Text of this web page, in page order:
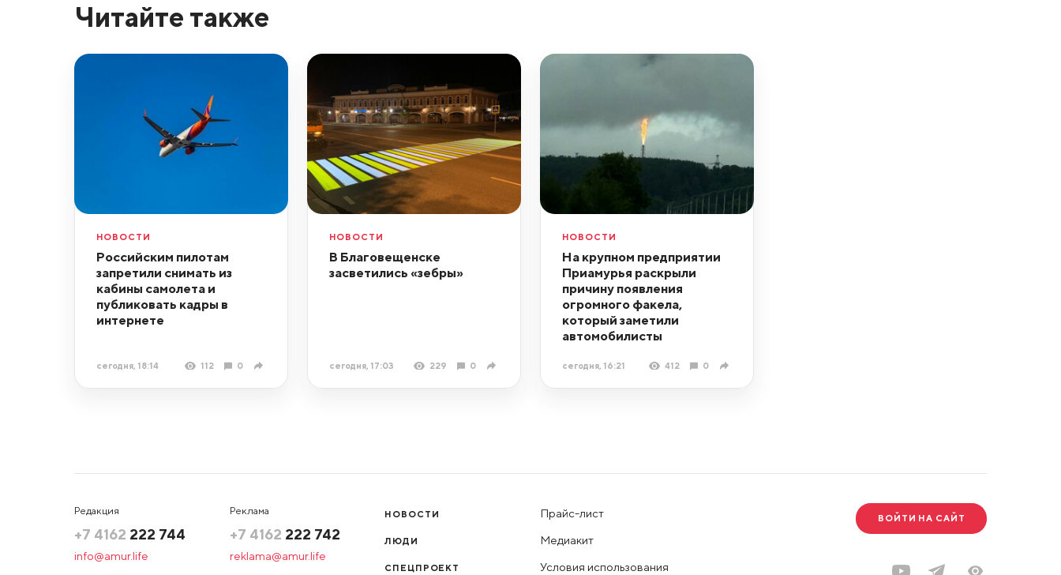
Читайте также
НОВОСТИ
Российским пилотам
запретили снимать из
кабины самолета и
публиковать кадры в
интернете
сегодня, 18:14 112 0
НОВОСТИ
В Благовещенске
засветились «зебры»
сегодня, 17:03 229 0
НОВОСТИ
На крупном предприятии
Приамурья раскрыли
причину появления
огромного факела,
который заметили
автомобилисты
сегодня, 16:21 412 0
Редакция
+7 4162 222 744
info@amur.life
Реклама
+7 4162 222 742
reklama@amur.life
НОВОСТИ
ЛЮДИ
СПЕЦПРОЕКТ
Прайс-лист
Медиакит
Условия использования
ВОЙТИ НА САЙТ